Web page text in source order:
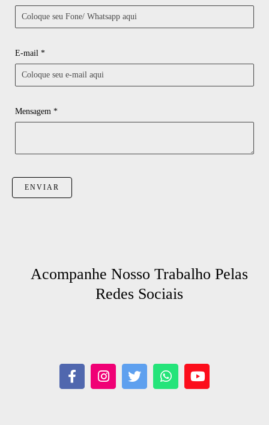
E-mail *
Mensagem *
ENVIAR
Acompanhe Nosso Trabalho Pelas
Redes Sociais